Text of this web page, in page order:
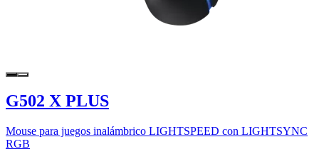
G502 X PLUS
Mouse para juegos inalámbrico LIGHTSPEED con LIGHTSYNC
RGB